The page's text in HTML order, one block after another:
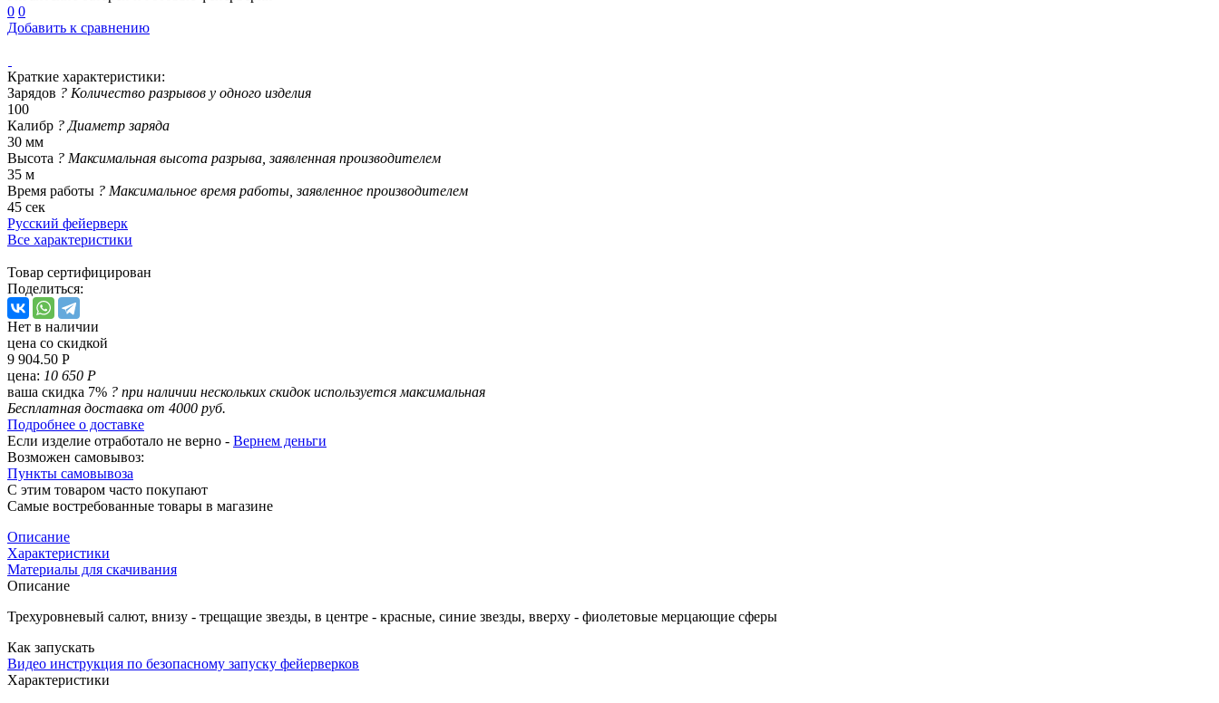
0 0
Добавить к сравнению
Краткие характеристики:
Зарядов ? Количество разрывов у одного изделия
100
Калибр ? Диаметр заряда
30 мм
Высота ? Максимальная высота разрыва, заявленная производителем
35 м
Время работы ? Максимальное время работы, заявленное производителем
45 сек
Русский фейерверк
Все характеристики
Товар сертифицирован
Поделиться:
Нет в наличии
цена со скидкой
9 904.50 Р
цена: 10 650 Р
ваша скидка 7% ? при наличии нескольких скидок используется максимальная
Бесплатная доставка от 4000 руб.
Подробнее о доставке
Если изделие отработало не верно - Вернем деньги
Возможен самовывоз:
Пункты самовывоза
С этим товаром часто покупают
Самые востребованные товары в магазине
Описание
Характеристики
Материалы для скачивания
Описание
Трехуровневый салют, внизу - трещащие звезды, в центре - красные, синие звезды, вверху - фиолетовые мерцающие сферы
Как запускать
Видео инструкция по безопасному запуску фейерверков
Характеристики